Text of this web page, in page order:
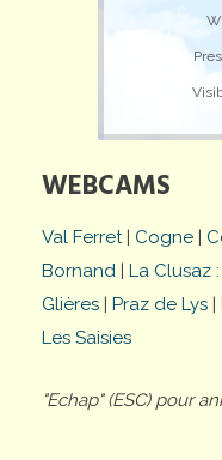
WEBCAMS
Val Ferret| Cogne |
Bornand | La Clusaz
Glières | Praz de Lys |
Les Saisies
"Echap" (ESC) pour